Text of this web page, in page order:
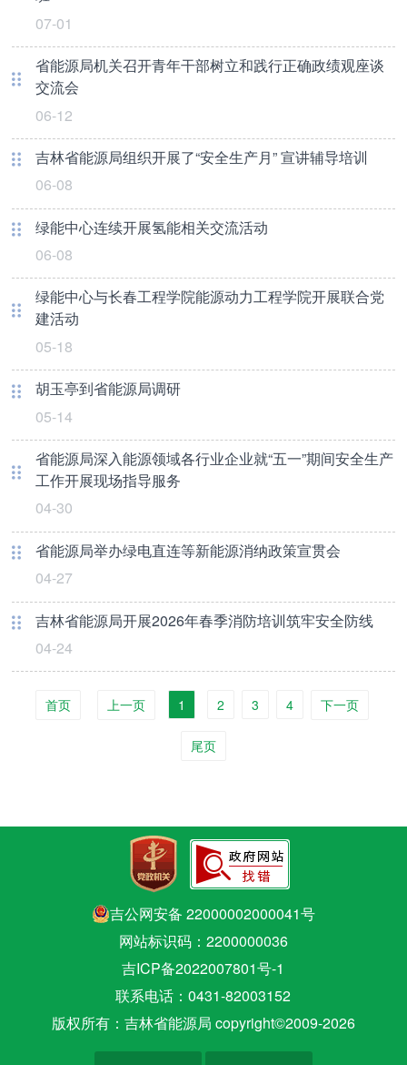
07-01
省能源局机关召开青年干部树立和践行正确政绩观座谈
交流会
06-12
吉林省能源局组织开展了“安全生产月” 宣讲辅导培训
06-08
绿能中心连续开展氢能相关交流活动
06-08
绿能中心与长春工程学院能源动力工程学院开展联合党
建活动
05-18
胡玉亭到省能源局调研
05-14
省能源局深入能源领域各行业企业就“五一”期间安全生产
工作开展现场指导服务
04-30
省能源局举办绿电直连等新能源消纳政策宣贯会
04-27
吉林省能源局开展2026年春季消防培训筑牢安全防线
04-24
首页 上一页 1 2 3 4 下一页
尾页
吉公网安备 22000002000041号
网站标识码：2200000036
吉ICP备2022007801号-1
联系电话：0431-82003152
版权所有：吉林省能源局 copyright©2009-2026